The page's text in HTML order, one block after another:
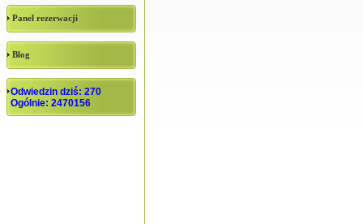
Panel rezerwacji
Blog
Odwiedzin dziś: 270
Ogólnie: 2470156